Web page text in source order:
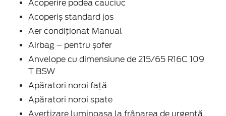
Acoperire podea cauciuc
Acoperiș standard jos
Aer condiţionat Manual
Airbag – pentru șofer
Anvelope cu dimensiune de 215/65 R16C 109
T BSW
Apăratori noroi faţă
Apăratori noroi spate
Avertizare luminoasa la frânarea de urgenţă